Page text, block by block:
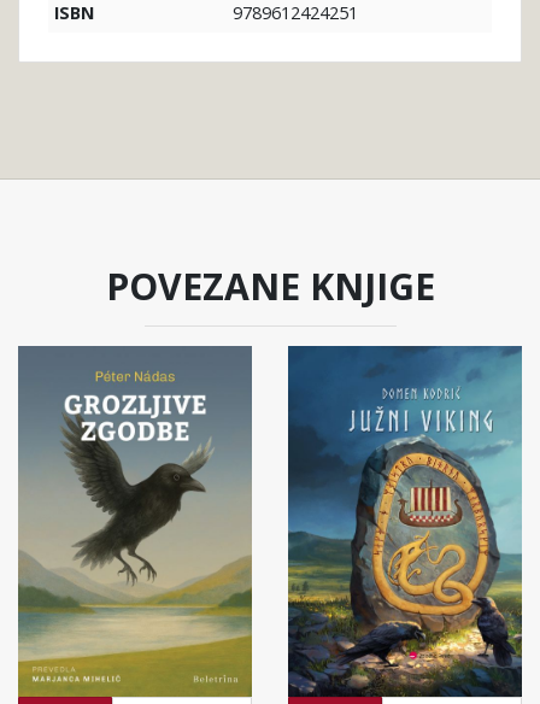
ISBN 9789612424251
POVEZANE KNJIGE